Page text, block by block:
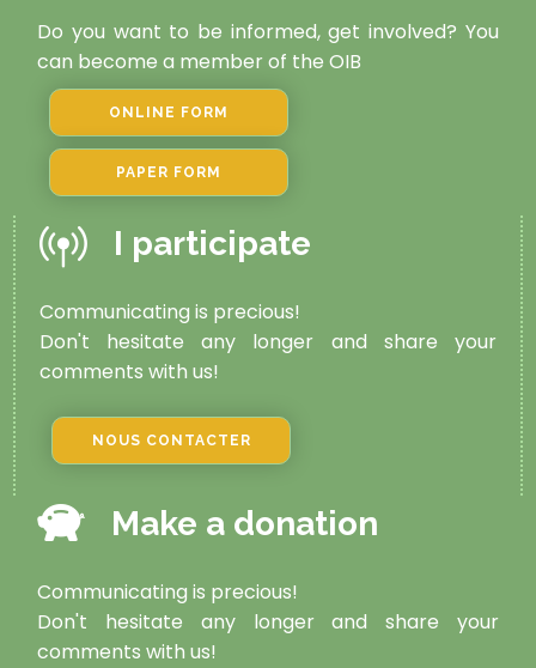
Do you want to be informed, get involved? You
can become a member of the OIB
ONLINE FORM
PAPER FORM
I participate
Communicating is precious!
Don't hesitate any longer and share your
comments with us!
NOUS CONTACTER
Make a donation
Communicating is precious!
Don't hesitate any longer and share your
comments with us!